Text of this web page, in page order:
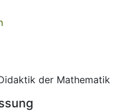
der Mathematik